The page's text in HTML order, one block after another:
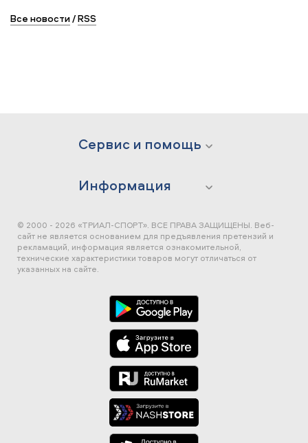
Все новости/RSS
Сервис и помощь
Информация
© 2000 - 2026 «ТРИАЛ-СПОРТ». ВСЕ ПРАВА ЗАЩИЩЕНЫ. Веб-
сайт не является основанием для предъявления претензий и
рекламаций, информация является ознакомительной,
технические характеристики товаров могут отличаться от
указанных на сайте.